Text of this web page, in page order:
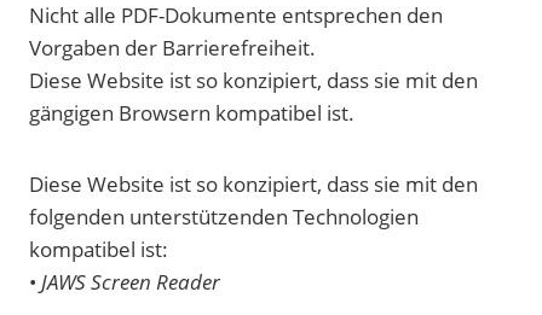
Nicht alle PDF-Dokumente entsprechen den
Vorgaben der Barrierefreiheit.
Diese Website ist so konzipiert, dass sie mit den
gängigen Browsern kompatibel ist.
Diese Website ist so konzipiert, dass sie mit den
folgenden unterstützenden Technologien
kompatibel ist:
• JAWS Screen Reader